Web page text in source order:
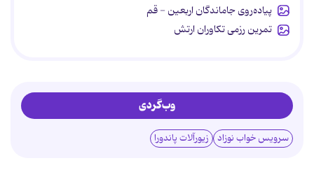
پیاده‌روی جاماندگان اربعین - قم
تمرین رزمی تکاوران ارتش
وب‌گردی
سرویس خواب نوزاد زیورآلات پاندورا